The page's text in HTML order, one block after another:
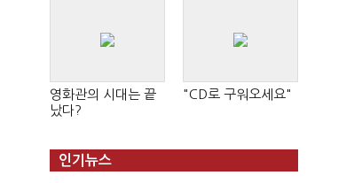
영화관의 시대는 끝
났다?
"CD로 구워오세요"
인기뉴스